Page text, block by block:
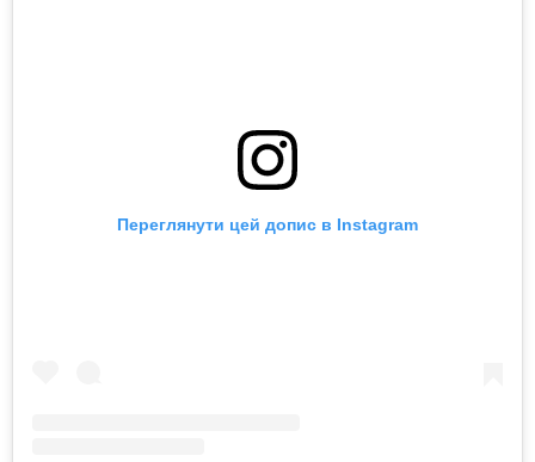
Переглянути цей допис в Instagram